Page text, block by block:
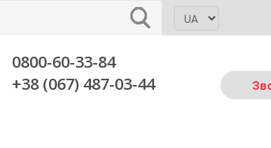
0800-60-33-84
+38 (067) 487-03-44